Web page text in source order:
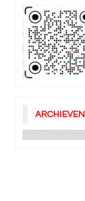
ARCHIEVEN